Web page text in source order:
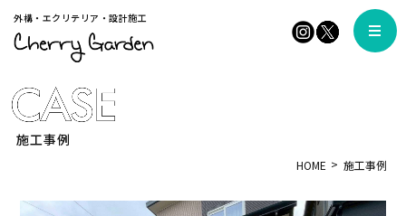
外構・エクリテリア・設計施工
施工事例
HOME 施工事例